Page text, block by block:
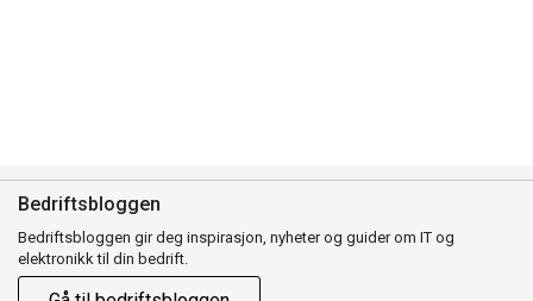
Bedriftsbloggen
Bedriftsbloggen gir deg inspirasjon, nyheter og guider om IT og
elektronikk til din bedrift.